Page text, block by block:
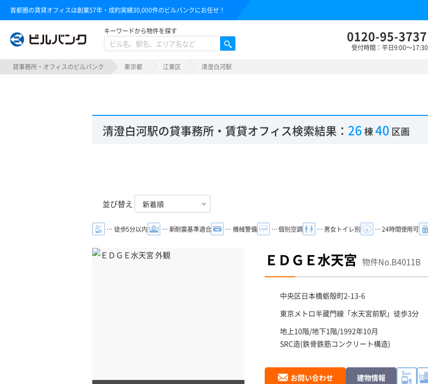
首都圏の賃貸オフィスは創業57年・成約実績30,000件のビルバンクにお任せ！
ビルバンク
キーワードから物件を探す 0120-95-3737
受付時間：平日9:00～17:30
貸事務所・オフィスのビルバンク 東京都 江東区 清澄白河駅
清澄白河駅の貸事務所・賃貸オフィス検索結果： 26棟40 区画
並び替え
… 徒歩5分以内 … 新耐震基準適合 … 機械警備 … 個別空調 … 男女トイレ別 … 24時間使用可
ＥＤＧＥ水天宮 物件No.B4011B
中央区日本橋蛎殻町2-13-6
東京メトロ半蔵門線「水天宮前駅 」徒歩3分
地上10階/地下1階/1992年10月
SRC造(鉄骨鉄筋コンクリート構造)
お問い合わせ 建物情報